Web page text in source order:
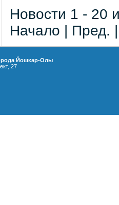
Новости 1 - 20
Начало | Пред.
Йошкар-Олы
27